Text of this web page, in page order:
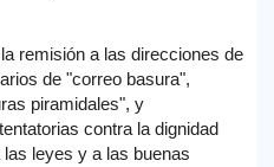
remisión a las direcciones de
de "correo basura",
piramidales", y
contra la dignidad
leyes y a las buenas